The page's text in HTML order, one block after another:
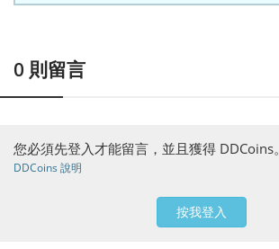
0 則留言
您必須先登入才能留言，並且獲得 DDCoins。
DDCoins 說明
按我登入